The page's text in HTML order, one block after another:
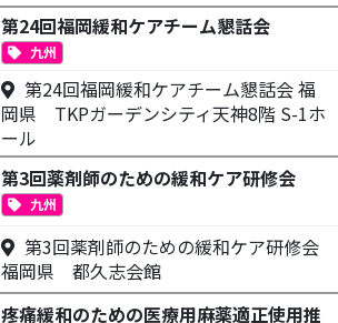
第24回福岡緩和ケアチーム懇話会
九州
第24回福岡緩和ケアチーム懇話会 福
岡県 TKPガーデンシティ天神8階 S-1ホ
ール
第3回薬剤師のための緩和ケア研修会
九州
第3回薬剤師のための緩和ケア研修会
福岡県 都久志会館
疼痛緩和のための医療用麻薬適正使用推